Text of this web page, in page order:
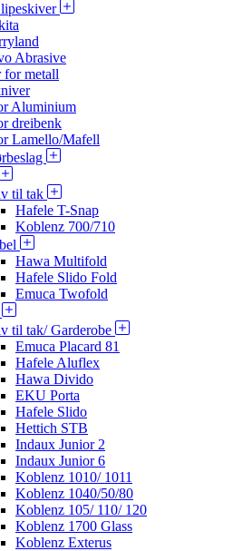
Abrasive
for metall
Aluminium
dreibenk
Lamello/Mafell
til tak
Hafele T-Snap
Koblenz 700/710
Hawa Multifold
Hafele Slido Fold
Emuca Twofold
til tak/ Garderobe
Emuca Placard 81
Hafele Aluflex
Hawa Divido
EKU Porta
Hafele Slido
Hettich STB
Indaux Junior 2
Indaux Junior 6
Koblenz 1010/ 1011
Koblenz 1040/50/80
Koblenz 105/ 110/ 120
Koblenz 1700 Glass
Koblenz Exterus